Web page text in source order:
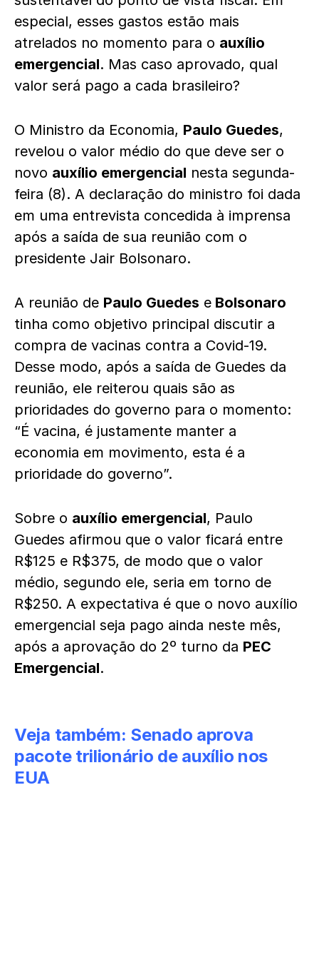
especial, esses gastos estão mais
atrelados no momento para o auxílio
emergencial. Mas caso aprovado, qual
valor será pago a cada brasileiro?
O Ministro da Economia, Paulo Guedes,
revelou o valor médio do que deve ser o
novo auxílio emergencial nesta segunda-
feira (8). A declaração do ministro foi dada
em uma entrevista concedida à imprensa
após a saída de sua reunião com o
presidente Jair Bolsonaro.
A reunião de Paulo Guedes e Bolsonaro
tinha como objetivo principal discutir a
compra de vacinas contra a Covid-19.
Desse modo, após a saída de Guedes da
reunião, ele reiterou quais são as
prioridades do governo para o momento:
“É vacina, é justamente manter a
economia em movimento, esta é a
prioridade do governo”.
Sobre o auxílio emergencial, Paulo
Guedes afirmou que o valor ficará entre
R$125 e R$375, de modo que o valor
médio, segundo ele, seria em torno de
R$250. A expectativa é que o novo auxílio
emergencial seja pago ainda neste mês,
após a aprovação do 2º turno da PEC
Emergencial.
Veja também: Senado aprova
pacote trilionário de auxílio nos
EUA